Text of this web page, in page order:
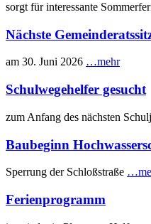
sorgt für interessante
Nächste
am 30. Juni 2026 …mehr
Schulwegehelfer gesucht
zum Anfang des nächsten
Baubeginn
Sperrung der Schloßstraße
Ferienprogramm